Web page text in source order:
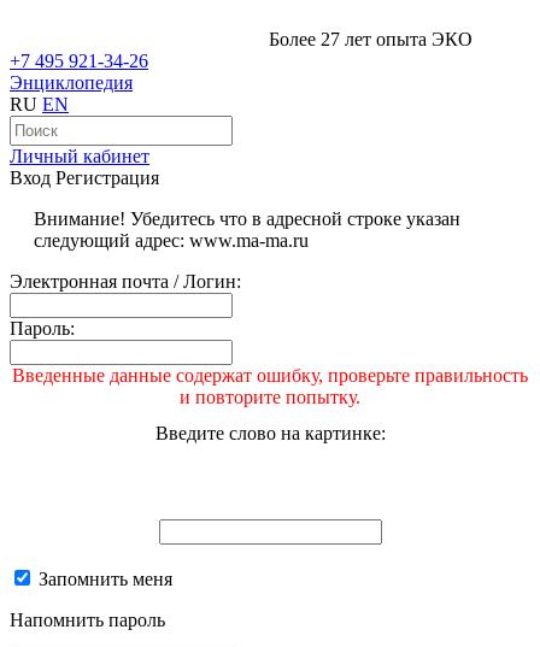
Более 27 лет опыта ЭКО
+7 495 921-34-26
Энциклопедия
RU EN
Личный кабинет
Вход Регистрация
Внимание! Убедитесь что в адресной строке указан
следующий адрес: www.ma-ma.ru
Электронная почта / Логин:
Пароль:
Введенные данные содержат ошибку, проверьте правильность
и повторите попытку.
Введите слово на картинке:
Запомнить меня
Напомнить пароль